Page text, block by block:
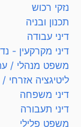
נזקי רכוש
תכנון ובניה
דיני עבודה
דיני מקרקעין -
משפט מנהלי /
ליטיגציה אזרחי
דיני משפחה
דיני תעבורה
משפט פלילי